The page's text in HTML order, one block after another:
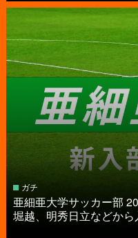
ガチ
亜細亜大学サッカー部
堀越、明秀日立などから